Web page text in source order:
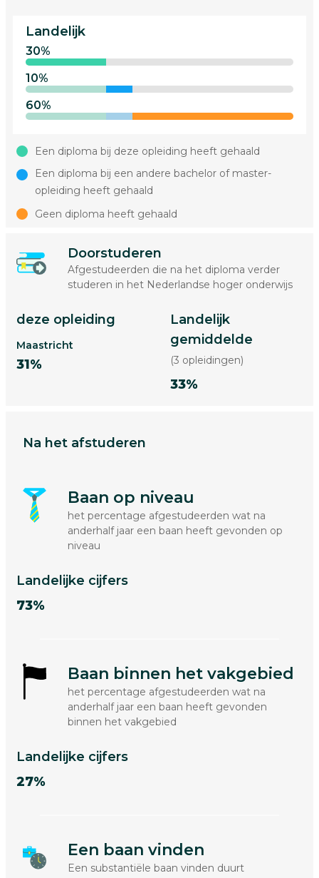
Landelijk
30%
10%
60%
Een diploma bij deze opleiding heeft gehaald
Een diploma bij een andere bachelor of master-
opleiding heeft gehaald
Geen diploma heeft gehaald
Doorstuderen
Afgestudeerden die na het diploma verder
studeren in het Nederlandse hoger onderwijs
deze opleiding
Maastricht
31%
Landelijk
gemiddelde
(3 opleidingen)
33%
Na het afstuderen
Baan op niveau
het percentage afgestudeerden wat na
anderhalf jaar een baan heeft gevonden op
niveau
Landelijke cijfers
73%
Baan binnen het vakgebied
het percentage afgestudeerden wat na
anderhalf jaar een baan heeft gevonden
binnen het vakgebied
Landelijke cijfers
27%
Een baan vinden
Een substantiële baan vinden duurt